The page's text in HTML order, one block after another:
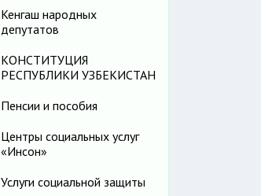
Кенгаш народных
депутатов
КОНСТИТУЦИЯ
РЕСПУБЛИКИ УЗБЕКИСТАН
Пенсии и пособия
Центры социальных услуг
«Инсон»
Услуги социальной защиты